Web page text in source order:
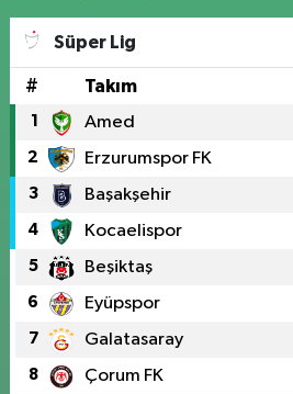
Süper Lig
# Takım
1 Amed
2 Erzurumspor FK
3 Başakşehir
4 Kocaelispor
5 Beşiktaş
6 Eyüpspor
7 Galatasaray
8 Çorum FK